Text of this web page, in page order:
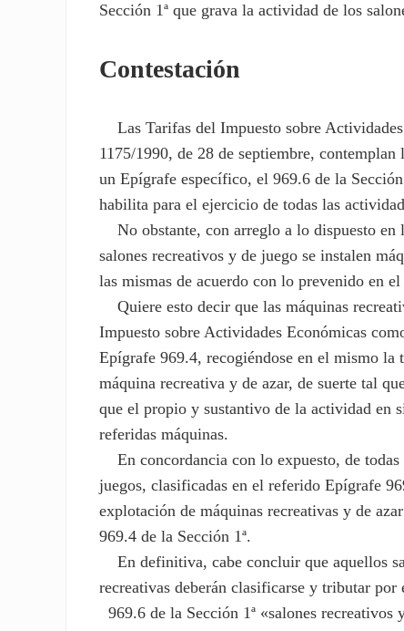
Sección 1ª que grava la actividad de los
Contestación
Las Tarifas del Impuesto sobre
1175/1990, de 28 de septiembre,
un Epígrafe específico, el 969.6 de la
habilita para el ejercicio de todas las
No obstante, con arreglo a lo dispuesto en
salones recreativos y de juego se instalen
las mismas de acuerdo con lo prevenido en
Quiere esto decir que las máquinas
Impuesto sobre Actividades Económicas
Epígrafe 969.4, recogiéndose en el mismo
máquina recreativa y de azar, de suerte tal
que el propio y sustantivo de la actividad en
referidas máquinas.
En concordancia con lo expuesto, de
juegos, clasificadas en el referido Epígrafe
explotación de máquinas recreativas y de
969.4 de la Sección 1ª.
En definitiva, cabe concluir que aquellos
recreativas deberán clasificarse y tributar por
969.6 de la Sección 1ª «salones